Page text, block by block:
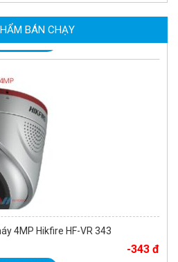
BÁN CHẠY
nhiệt 4MP Hikfire HF-VH 243
NGAY
4MP Hikfire HF-VR 343
-343 đ